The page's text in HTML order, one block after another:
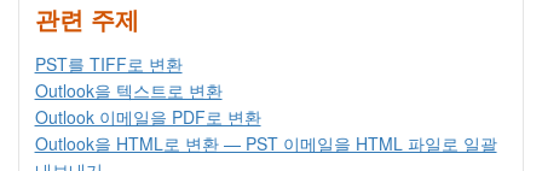
관련 주제
PST를 TIFF로 변환
Outlook을 텍스트로 변환
Outlook 이메일을 PDF로 변환
Outlook을 HTML로 변환 — PST 이메일을 HTML 파일로 일괄